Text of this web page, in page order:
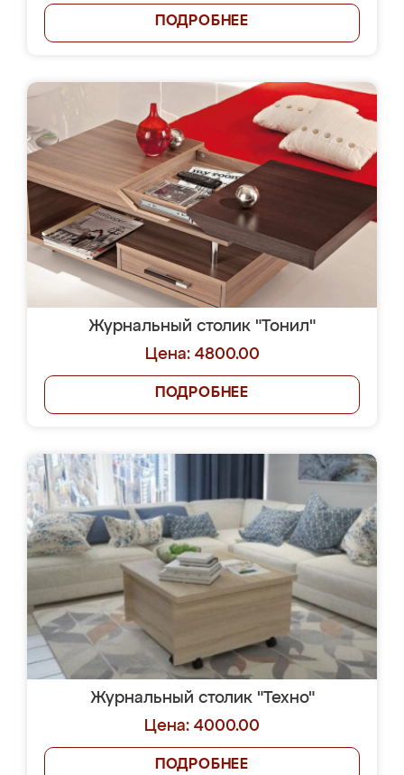
ПОДРОБНЕЕ
Журнальный столик "Тонил"
Цена: 4800.00
ПОДРОБНЕЕ
Журнальный столик "Техно"
Цена: 4000.00
ПОДРОБНЕЕ